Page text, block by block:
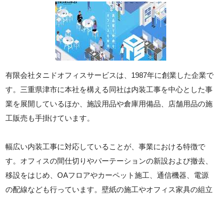
有限会社タニドオフィスサービスは、1987年に創業した企業で
す。三重県津市に本社を構える同社は内装工事を中心とした事
業を展開しているほか、施設用品や倉庫用備品、店舗用品の施
工販売も手掛けています。
幅広い内装工事に対応していることが、事業における特徴で
す。オフィスの間仕切りやパーテーションの新設および撤去、
移設をはじめ、OAフロアやカーペット施工、通信機器、電源
の配線なども行っています。壁紙の施工やオフィス家具の組立